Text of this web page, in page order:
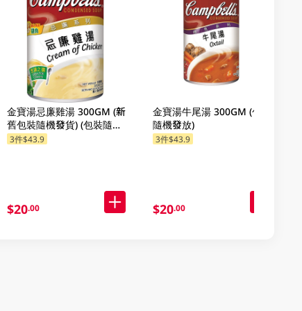
金寶湯忌廉雞湯 300GM (新
舊包裝隨機發貨) (包裝隨機
發放)
3件$43.9
$20.00
金寶湯牛尾湯 300GM (包裝
隨機發放)
3件$43.9
$20.00